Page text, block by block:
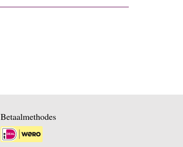
Betaalmethodes